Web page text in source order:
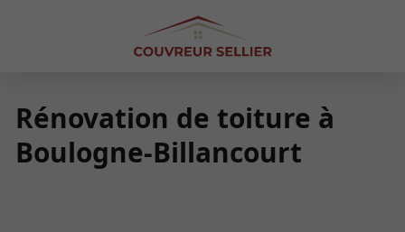
Rénovation de toiture à
Boulogne-Billancourt